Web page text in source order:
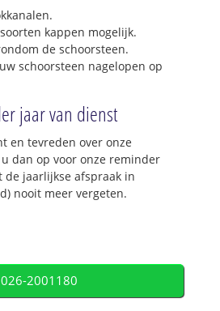
kappen mogelijk.
de schoorsteen.
schoorsteen nagelopen op
jaar van dienst
en tevreden over onze
dan op voor onze reminder
de jaarlijkse afspraak in
nooit meer vergeten.
026-2001180